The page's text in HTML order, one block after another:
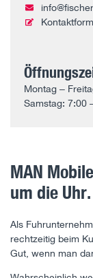
Montag –
Samstag: 7:00
MAN
um die Uhr.
Als
rechtzeitig beim
Gut, wenn man